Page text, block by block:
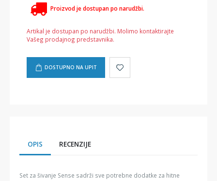
Proizvod je dostupan po narudžbi.
Artikal je dostupan po narudžbi. Molimo kontaktirajte
Vašeg prodajnog predstavnika.
DOSTUPNO NA UPIT
OPIS RECENZIJE
Set za šivanje Sense sadrži sve potrebne dodatke za hitne